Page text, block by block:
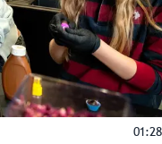
01:28